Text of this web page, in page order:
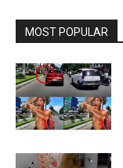
MOST POPULAR